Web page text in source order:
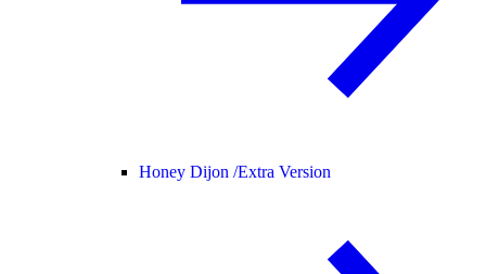
Honey Dijon /Extra Version